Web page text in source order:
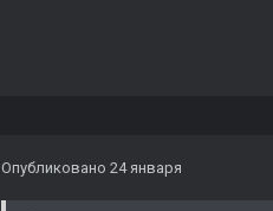
Опубликовано 24 января